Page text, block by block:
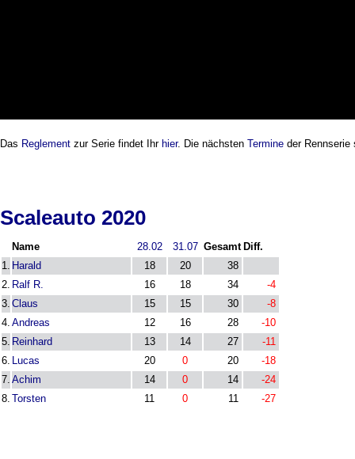
Das Reglement zur Serie findet Ihr hier. Die nächsten Termine der
Scaleauto 2020
Name 28.02 31.07 Gesamt Diff.
1. Harald 18 20
38
2. Ralf R. 16 18 34
-4
3. Claus 15 15 30
-8
4. Andreas 12 16 28
-10
5. Reinhard 13 14 27
-11
6. Lucas 20 0 20
-18
7. Achim 14 0 14
-24
8. Torsten 11 0 11 -27